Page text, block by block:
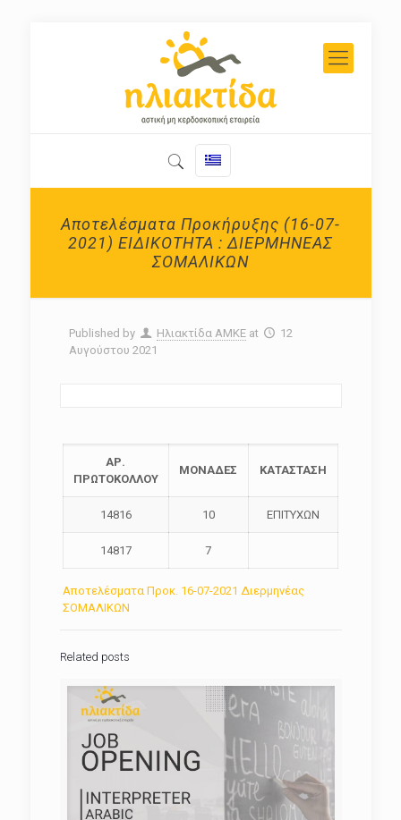
Αποτελέσματα Προκήρυξης (16-07-
2021) ΕΙΔΙΚΟΤΗΤΑ : ΔΙΕΡΜΗΝΕΑΣ
ΣΟΜΑΛΙΚΩΝ
Published by Ηλιακτίδα ΑΜΚΕ at
12
Αυγούστου 2021
ΑΡ.
ΠΡΩΤΟΚΟΛΛΟΥ
ΜΟΝΑΔΕΣ ΚΑΤΑΣΤΑΣΗ
14816 10 ΕΠΙΤΥΧΩΝ
14817 7
Αποτελέσματα Προκ. 16-07-2021 Διερμηνέας
ΣΟΜΑΛΙΚΩΝ
Related posts